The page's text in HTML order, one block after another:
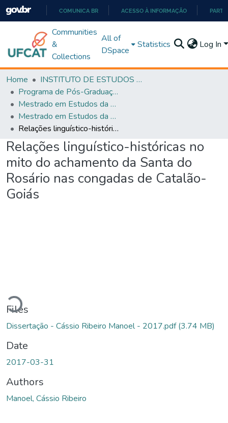
PARA
O
COMUNICA BR ACESSO À INFORMAÇÃO
Communities
&
Collections
All of
DSpace
Statistics Log In
Home
INSTITUTO DE ESTUDOS DA LINGUAGEM
Programa de Pós-Graduação em Estudos da Linguagem (PPGEL)
Mestrado em Estudos da Linguagem - PPGEL
Mestrado em Estudos da Linguagem - PPGEL
Relações linguístico-históricas no mito do achamento da Santa do Rosário nas congadas de Catalão-Goiás
Relações linguístico-históricas no
mito do achamento da Santa do
Rosário nas congadas de Catalão-
Goiás
Loading...
Files
Dissertação - Cássio Ribeiro Manoel - 2017.pdf(3.74 MB)
Date
2017-03-31
Authors
Manoel, Cássio Ribeiro